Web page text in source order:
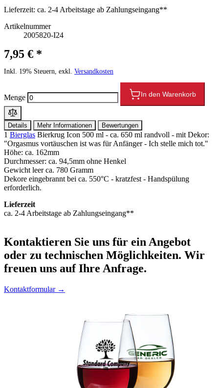
Lieferzeit: ca. 2-4 Arbeitstage ab Zahlungseingang**
Artikelnummer
2005820-I24
7,95 € *
Inkl. 19% Steuern, exkl. Versandkosten
Menge In den Warenkorb
Details Mehr Informationen Bewertungen
1 Bierglas Bierkrug Icon 500 ml - ca. 650 ml randvoll - mit Dekor:
"Orgasmus vortäuschen ist was für Anfänger - Ich stelle mich tot."
Höhe: ca. 162mm
Durchmesser: ca. 94,5mm ohne Henkel
Gewicht leer ca. 780 Gramm
Dekore eingebrannt bei ca. 550°C - kratzfest - Handspülung
erforderlich.
Lieferzeit
ca. 2-4 Arbeitstage ab Zahlungseingang**
Kontaktieren Sie uns für ein Angebot
oder zu technischen Möglichkeiten. Wir
freuen uns auf Ihre Anfrage.
Kontaktformular →